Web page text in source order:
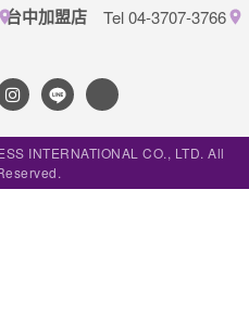
台中加盟店 Tel 04-3707-3766
INTERNATIONAL CO., LTD. All